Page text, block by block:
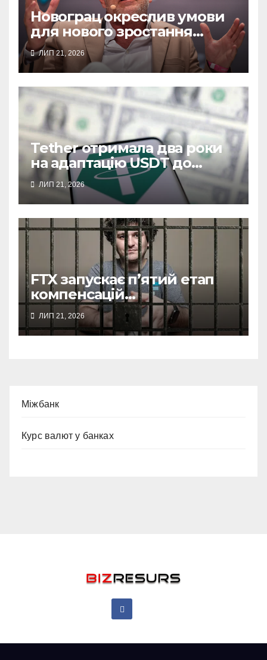
Новограц окреслив умови
для нового зростання
біткоїна
ЛИП 21, 2026
Tether отримала два роки
на адаптацію USDT до
нових правил США
ЛИП 21, 2026
FTX запускає п’ятий етап
компенсацій
постраждалим клієнтам
ЛИП 21, 2026
Міжбанк
Курс валют у банках